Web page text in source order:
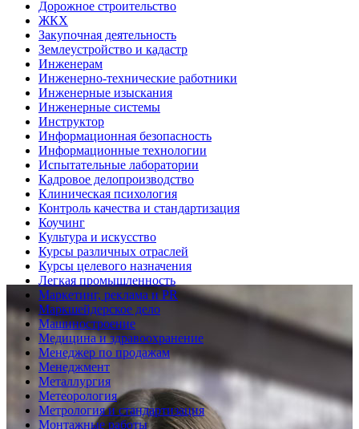
Дорожное строительство
ЖКХ
Закупочная деятельность
Землеустройство и кадастр
Инженерам
Инженерно-технические работники
Инженерные изыскания
Инженерные системы
Инструктор
Информационная безопасность
Информационные технологии
Испытательные лаборатории
Кадровое делопроизводство
Клиническая психология
Контроль качества и стандартизация
Коучинг
Культура и искусство
Курсы различных отраслей
Курсы целевого назначения
Легкая промышленность
Маркетинг, реклама и PR
Маркшейдерское дело
Машиностроение
Медицина и здравоохранение
Менеджер по продажам
Менеджмент
Металлургия
Метеорология
Метрология и стандартизация
Монтажные работы